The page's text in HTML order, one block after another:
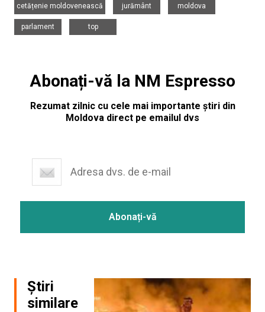
cetățenie moldovenească
jurământ
moldova
parlament
top
Abonați-vă la NM Espresso
Rezumat zilnic cu cele mai importante știri din
Moldova direct pe emailul dvs
Știri
similare